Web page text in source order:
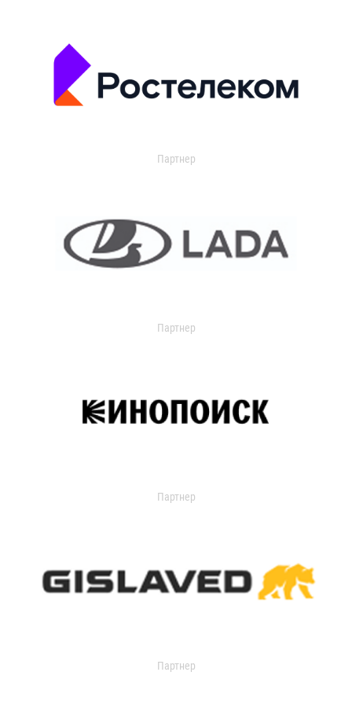
Партнер
Партнер
Партнер
Партнер